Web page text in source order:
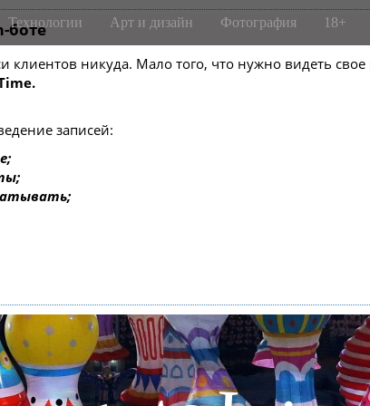
боте
клиентов никуда. Мало того, что нужно видеть
записей:
Технологии Арт и дизайн Фотография 18+